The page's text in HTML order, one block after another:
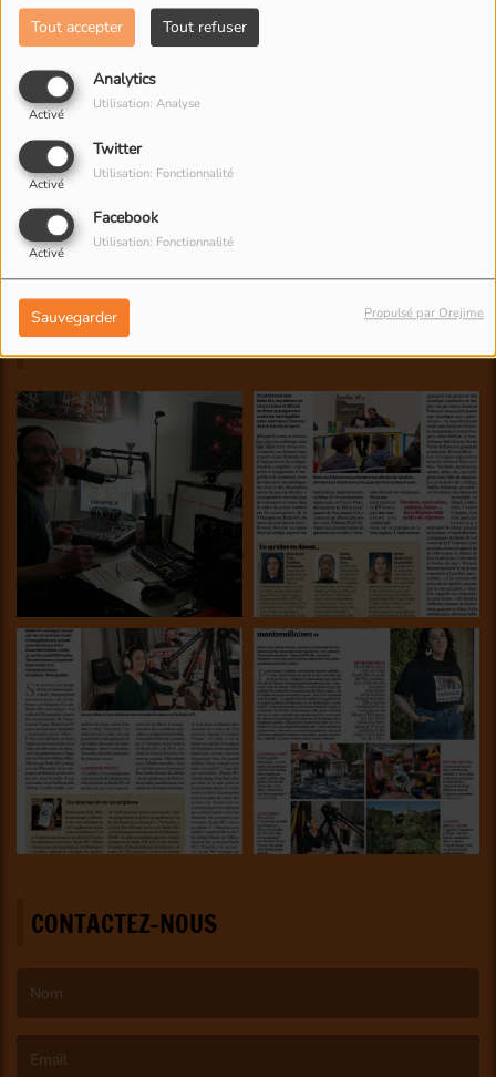
Tout accepter Tout refuser
Analytics
Activé
Utilisation: Analyse
Twitter
Activé
Utilisation: Fonctionnalité
Facebook
Activé
Utilisation: Fonctionnalité
Sauvegarder Propulsé par Orejime
NOS PHOTOS
CONTACTEZ-NOUS